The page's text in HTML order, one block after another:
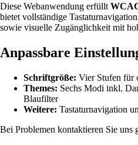
Diese Webanwendung erfüllt
bietet vollständige
sowie visuelle Zugänglichkeit mit
Anpassbare
Schriftgröße: Vier Stufen für
Themes: Sechs Modi inkl.
Blaufilter
Weitere: Tastaturnavigation
Bei Problemen kontaktieren Sie uns